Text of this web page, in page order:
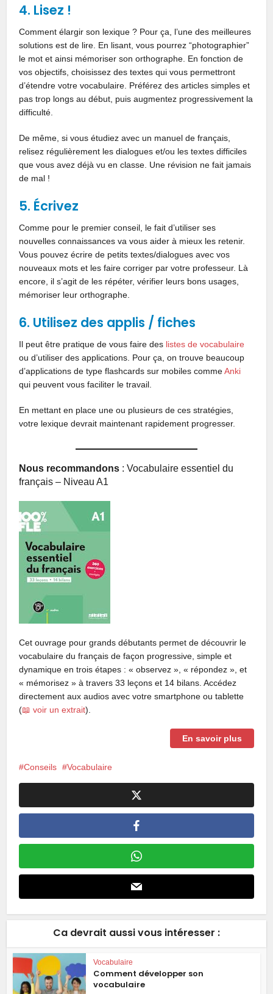
4. Lisez !
Comment élargir son lexique ? Pour ça, l’une des meilleures
solutions est de lire. En lisant, vous pourrez “photographier”
le mot et ainsi mémoriser son orthographe. En fonction de
vos objectifs, choisissez des textes qui vous permettront
d’étendre votre vocabulaire. Préférez des articles simples et
pas trop longs au début, puis augmentez progressivement la
difficulté.
De même, si vous étudiez avec un manuel de français,
relisez régulièrement les dialogues et/ou les textes difficiles
que vous avez déjà vu en classe. Une révision ne fait jamais
de mal !
5. Écrivez
Comme pour le premier conseil, le fait d’utiliser ses
nouvelles connaissances va vous aider à mieux les retenir.
Vous pouvez écrire de petits textes/dialogues avec vos
nouveaux mots et les faire corriger par votre professeur. Là
encore, il s’agit de les répéter, vérifier leurs bons usages,
mémoriser leur orthographe.
6. Utilisez des applis / fiches
Il peut être pratique de vous faire des listes de vocabulaire
ou d’utiliser des applications. Pour ça, on trouve beaucoup
d’applications de type flashcards sur mobiles commeAnki
qui peuvent vous faciliter le travail.
En mettant en place une ou plusieurs de ces stratégies,
votre lexique devrait maintenant rapidement progresser.
Nous recommandons : Vocabulaire essentiel du
français – Niveau A1
Cet ouvrage pour grands débutants permet de découvrir le
vocabulaire du français de façon progressive, simple et
dynamique en trois étapes : « observez », « répondez », et
« mémorisez » à travers 33 leçons et 14 bilans. Accédez
directement aux audios avec votre smartphone ou tablette
(📖 voir un extrait).
En savoir plus
Conseils Vocabulaire
Ca devrait aussi vous intéresser :
Vocabulaire
Comment développer son
vocabulaire